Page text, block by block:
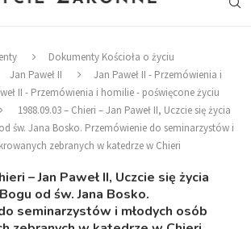
Dokumenty Kościoła o życiu
Jan Paweł II
Jan Paweł II - Przemówienia i
II - Przemówienia i homilie - poświęcone życiu
1988.09.03 – Chieri – Jan Paweł II, Uczcie się życia
św. Jana Bosko. Przemówienie do seminarzystów i
zebranych w katedrze w Chieri
– Jan Paweł II, Uczcie się życia
od św. Jana Bosko.
seminarzystów i młodych osób